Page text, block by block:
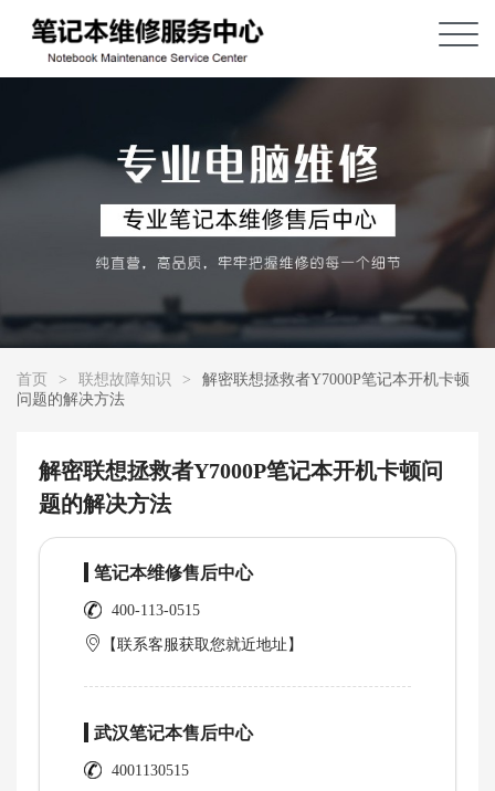
首页 > 联想故障知识 >
解密联想拯救者Y7000P笔记本开机卡顿
问题的解决方法
解密联想拯救者Y7000P笔记本开机卡顿问
题的解决方法
笔记本维修售后中心
400-113-0515
【联系客服获取您就近地址】
武汉笔记本售后中心
4001130515